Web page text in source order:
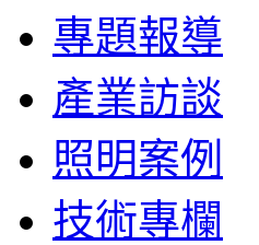
專題報導
產業訪談
照明案例
技術專欄